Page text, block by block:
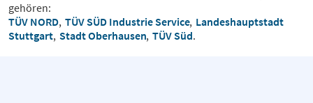
gehören:
TÜV NORD, TÜV SÜD Industrie Service, Landeshauptstadt
Stuttgart, Stadt Oberhausen, TÜV Süd.